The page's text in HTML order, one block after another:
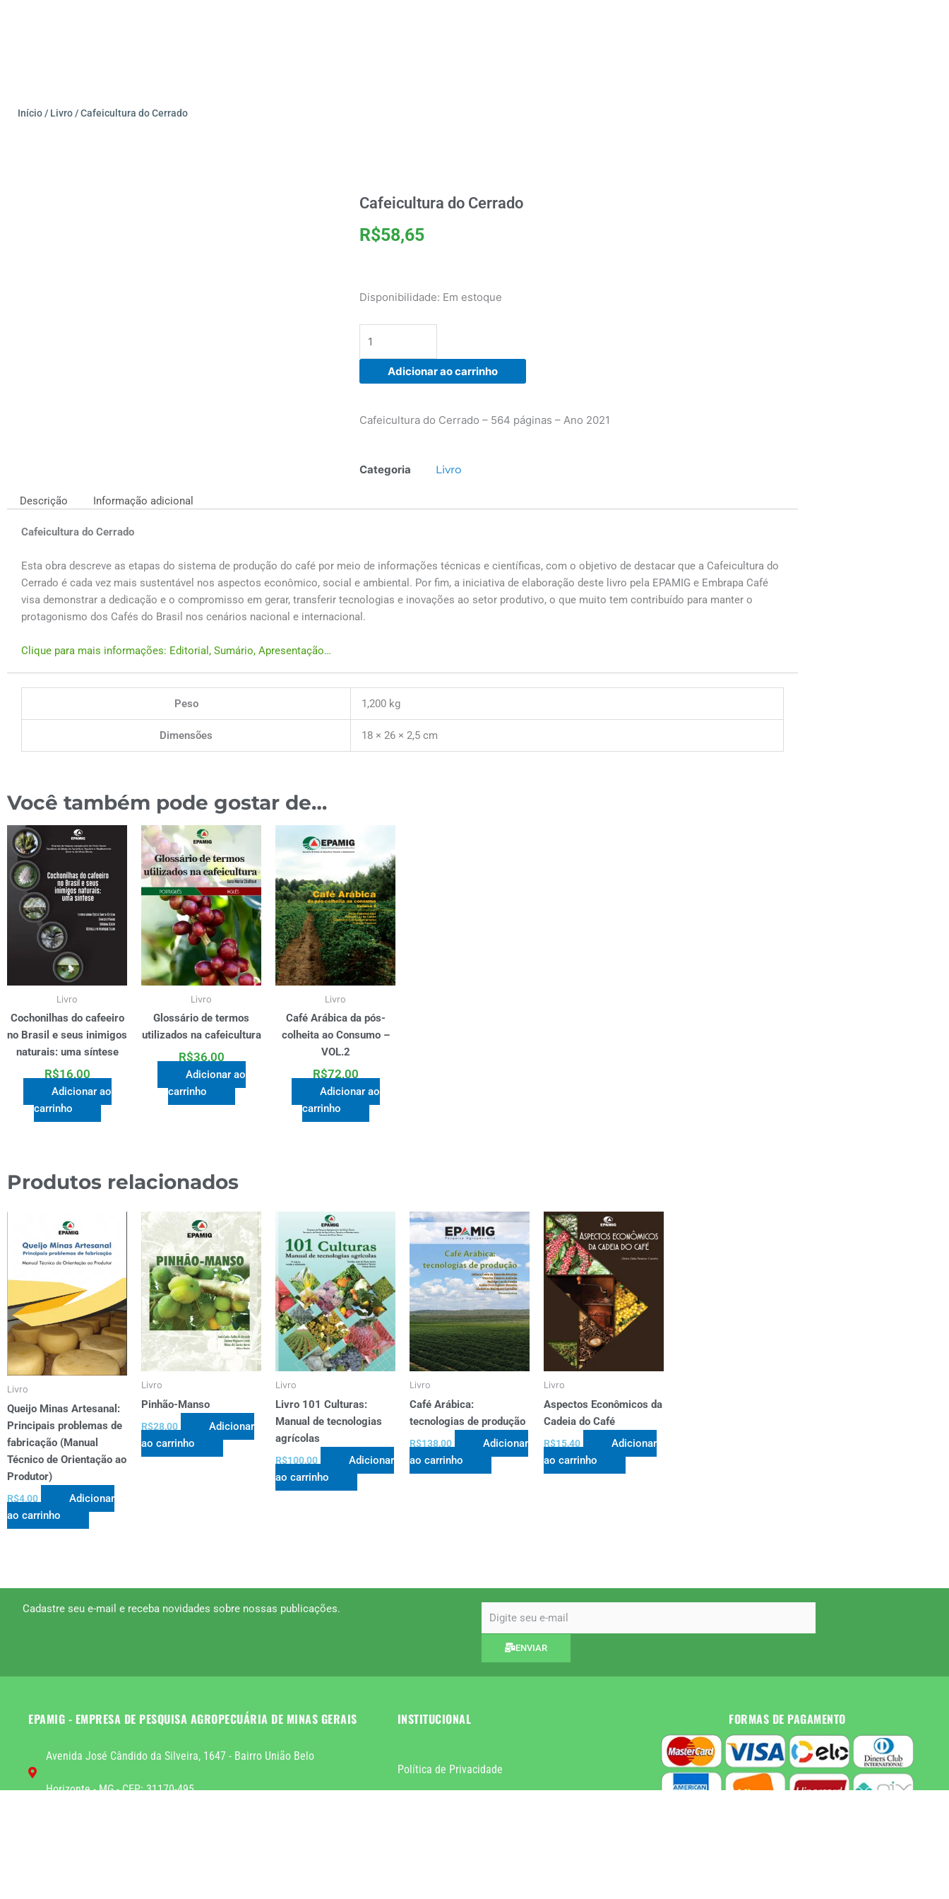
Início/ Livro/ Cafeicultura do Cerrado
Cafeicultura do Cerrado
R$58,65
Disponibilidade: Em estoque
Cafeicultura
quantidade
Adicionar ao carrinho
Cafeicultura do Cerrado – 564 páginas – Ano 2021
Categoria Livro
Descrição Informação adicional
Cafeicultura do Cerrado
Esta obra descreve as etapas do sistema de produção do café por meio de informações técnicas e científicas, com o objetivo de destacar que a Cafeicultura do
Cerrado é cada vez mais sustentável nos aspectos econômico, social e ambiental. Por fim, a iniciativa de elaboração deste livro pela EPAMIG e Embrapa Café
visa demonstrar a dedicação e o compromisso em gerar, transferir tecnologias e inovações ao setor produtivo, o que muito tem contribuído para manter o
protagonismo dos Cafés do Brasil nos cenários nacional e internacional.
Clique para mais informações: Editorial, Sumário, Apresentação…
Peso 1,200 kg
Dimensões 18 × 26 × 2,5 cm
Você também pode gostar de…
Livro
Cochonilhas do cafeeiro
no Brasil e seus inimigos
naturais: uma síntese
R$16,00
Adicionar ao
carrinho
Livro
Glossário de termos
utilizados na cafeicultura
R$36,00
Adicionar ao
carrinho
Livro
Café Arábica da pós-
colheita ao Consumo –
VOL.2
R$72,00
Adicionar ao
carrinho
Produtos relacionados
Livro
Queijo Minas Artesanal:
Principais problemas de
fabricação (Manual
Técnico de Orientação ao
Produtor)
R$4,00
Adicionar
ao carrinho
Livro
Pinhão-Manso
R$28,00
Adicionar
ao carrinho
Livro
Livro 101 Culturas:
Manual de tecnologias
agrícolas
R$100,00
Adicionar
ao carrinho
Livro
Café Arábica:
tecnologias de produção
R$138,00
Adicionar
ao carrinho
Livro
Aspectos Econômicos da
Cadeia do Café
R$15,40
Adicionar
ao carrinho
Cadastre seu e-mail e receba novidades sobre nossas publicações.
ENVIAR
EPAMIG - EMPRESA DE PESQUISA AGROPECUÁRIA DE MINAS GERAIS
Avenida José Cândido da Silveira, 1647 - Bairro União Belo
Horizonte - MG - CEP: 31170-495
INSTITUCIONAL
Política de Privacidade
FORMAS DE PAGAMENTO